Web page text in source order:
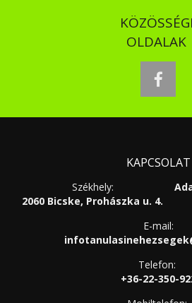
KÖZÖSSÉGI
OLDALAK
KAPCSOLAT
Székhely:
2060 Bicske, Prohászka u. 4.
E-mail:
Telefon:
+36-22-350-